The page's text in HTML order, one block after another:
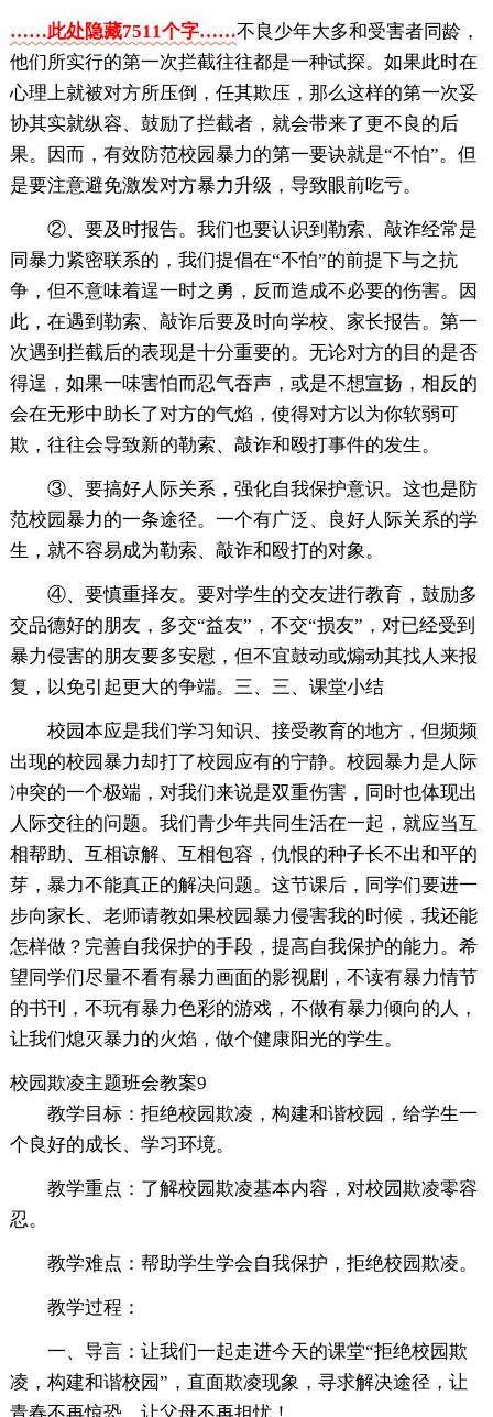
……此处隐藏7511个字……不良少年大多和受害者同龄，
他们所实行的第一次拦截往往都是一种试探。如果此时在
心理上就被对方所压倒，任其欺压，那么这样的第一次妥
协其实就纵容、鼓励了拦截者，就会带来了更不良的后
果。因而，有效防范校园暴力的第一要诀就是“不怕”。但
是要注意避免激发对方暴力升级，导致眼前吃亏。
②、要及时报告。我们也要认识到勒索、敲诈经常是
同暴力紧密联系的，我们提倡在“不怕”的前提下与之抗
争，但不意味着逞一时之勇，反而造成不必要的伤害。因
此，在遇到勒索、敲诈后要及时向学校、家长报告。第一
次遇到拦截后的表现是十分重要的。无论对方的目的是否
得逞，如果一味害怕而忍气吞声，或是不想宣扬，相反的
会在无形中助长了对方的气焰，使得对方以为你软弱可
欺，往往会导致新的勒索、敲诈和殴打事件的发生。
③、要搞好人际关系，强化自我保护意识。这也是防
范校园暴力的一条途径。一个有广泛、良好人际关系的学
生，就不容易成为勒索、敲诈和殴打的对象。
④、要慎重择友。要对学生的交友进行教育，鼓励多
交品德好的朋友，多交“益友”，不交“损友”，对已经受到
暴力侵害的朋友要多安慰，但不宜鼓动或煽动其找人来报
复，以免引起更大的争端。三、三、课堂小结
校园本应是我们学习知识、接受教育的地方，但频频
出现的校园暴力却打了校园应有的宁静。校园暴力是人际
冲突的一个极端，对我们来说是双重伤害，同时也体现出
人际交往的问题。我们青少年共同生活在一起，就应当互
相帮助、互相谅解、互相包容，仇恨的种子长不出和平的
芽，暴力不能真正的解决问题。这节课后，同学们要进一
步向家长、老师请教如果校园暴力侵害我的时候，我还能
怎样做？完善自我保护的手段，提高自我保护的能力。希
望同学们尽量不看有暴力画面的影视剧，不读有暴力情节
的书刊，不玩有暴力色彩的游戏，不做有暴力倾向的人，
让我们熄灭暴力的火焰，做个健康阳光的学生。
校园欺凌主题班会教案9
教学目标：拒绝校园欺凌，构建和谐校园，给学生一
个良好的成长、学习环境。
教学重点：了解校园欺凌基本内容，对校园欺凌零容
忍。
教学难点：帮助学生学会自我保护，拒绝校园欺凌。
教学过程：
一、导言：让我们一起走进今天的课堂“拒绝校园欺
凌，构建和谐校园”，直面欺凌现象，寻求解决途径，让